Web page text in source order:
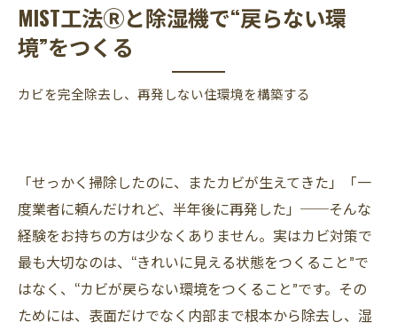
MIST工法Ⓡと除湿機で“戻らない環
境”をつくる
カビを完全除去し、再発しない住環境を構築する
「せっかく掃除したのに、またカビが生えてきた」「一
度業者に頼んだけれど、半年後に再発した」──そんな
経験をお持ちの方は少なくありません。実はカビ対策で
最も大切なのは、“きれいに見える状態をつくること”で
はなく、“カビが戻らない環境をつくること”です。その
ためには、表面だけでなく内部まで根本から除去し、湿